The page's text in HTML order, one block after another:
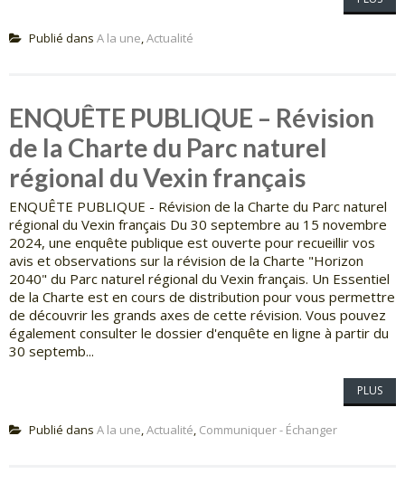
Publié dans A la une,Actualité
ENQUÊTE PUBLIQUE – Révision
de la Charte du Parc naturel
régional du Vexin français
ENQUÊTE PUBLIQUE - Révision de la Charte du Parc naturel
régional du Vexin français Du 30 septembre au 15 novembre
2024, une enquête publique est ouverte pour recueillir vos
avis et observations sur la révision de la Charte "Horizon
2040" du Parc naturel régional du Vexin français. Un Essentiel
de la Charte est en cours de distribution pour vous permettre
de découvrir les grands axes de cette révision. Vous pouvez
également consulter le dossier d'enquête en ligne à partir du
30 septemb...
PLUS
Publié dans A la une,Actualité, Communiquer - Échanger